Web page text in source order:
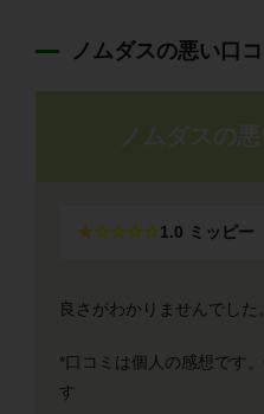
ノムダスの悪い口コ
★☆☆☆☆1.0 ミッピー
良さがわかりませんでした。
*口コミは個人の感想です
す